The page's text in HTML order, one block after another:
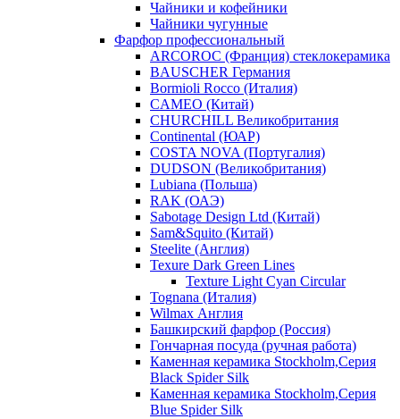
Чайники и кофейники
Чайники чугунные
Фарфор профессиональный
ARCOROC (Франция) стеклокерамика
BAUSCHER Германия
Bormioli Rocco (Италия)
CAMEO (Китай)
CHURCHILL Великобритания
Continental (ЮАР)
COSTA NOVA (Португалия)
DUDSON (Великобритания)
Lubiana (Польша)
RAK (ОАЭ)
Sabotage Design Ltd (Китай)
Sam&Squito (Китай)
Steelite (Англия)
Texure Dark Green Lines
Texture Light Cyan Circular
Tognana (Италия)
Wilmax Англия
Башкирский фарфор (Россия)
Гончарная посуда (ручная работа)
Каменная керамика Stockholm,Серия
Black Spider Silk
Каменная керамика Stockholm,Серия
Blue Spider Silk